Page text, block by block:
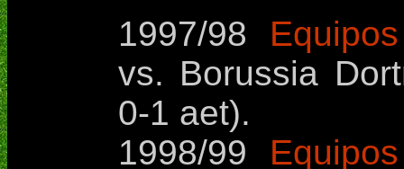
1997/98
vs. Borussia
0-1 aet).
1998/99